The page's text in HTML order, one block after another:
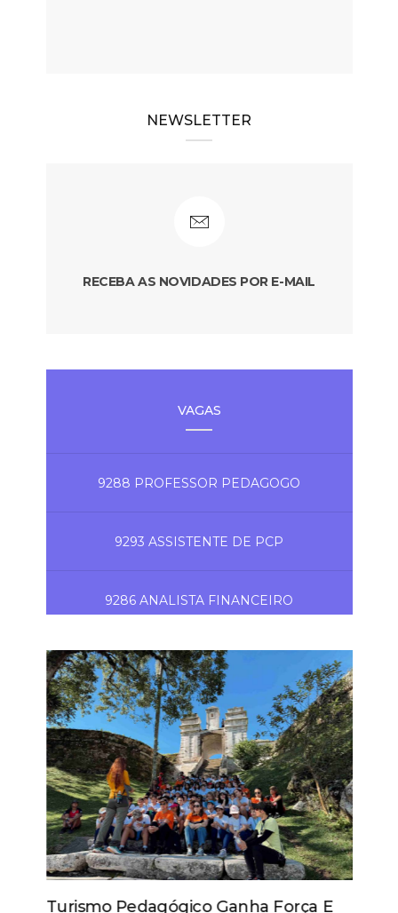
NEWSLETTER
RECEBA AS NOVIDADES POR E-MAIL
VAGAS
9288 PROFESSOR PEDAGOGO
9293 ASSISTENTE DE PCP
9286 ANALISTA FINANCEIRO
Turismo Pedagógico Ganha Força E